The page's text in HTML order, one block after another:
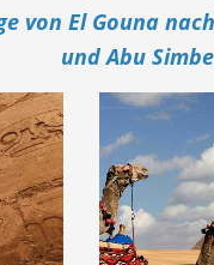
von El Gouna
und Abu